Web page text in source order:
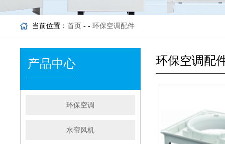
当前位置： 首页 - - 环保空调配件
产品中心
环保空调
水帘风机
环保空调配